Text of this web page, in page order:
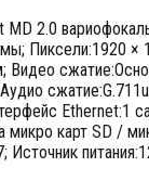
2.0
Пиксели:1920
Видео
микро карт SD /
Источник